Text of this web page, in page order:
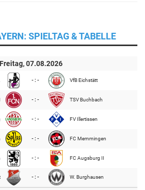
SPIELTAG & TABELLE
Freitag, 07.08.2026
- : - VfB Eichstätt
- : - TSV Buchbach
- : - FV Illertissen
- : - FC Memmingen
- : - FC Augsburg II
- : - W. Burghausen